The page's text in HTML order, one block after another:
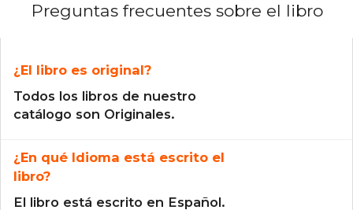
Preguntas frecuentes sobre el libro
¿El libro es original?
Todos los libros de nuestro
catálogo son Originales.
¿En qué Idioma está escrito el
libro?
El libro está escrito en Español.